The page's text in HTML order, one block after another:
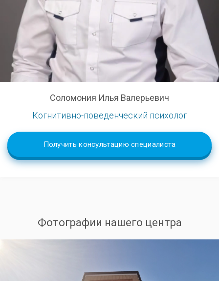
Соломония Илья Валерьевич
Когнитивно-поведенческий психолог
Получить консультацию специалиста
Фотографии нашего центра